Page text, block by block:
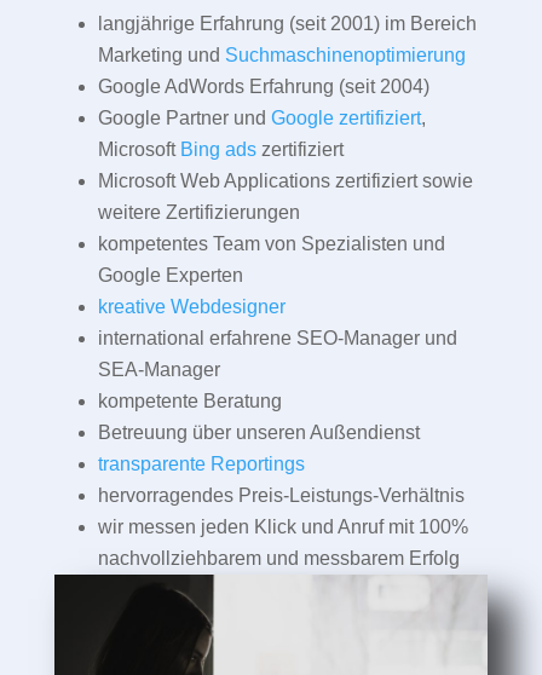
langjährige Erfahrung (seit 2001) im Bereich
Marketing und Suchmaschinenoptimierung
Google AdWords Erfahrung (seit 2004)
Google Partner und Google zertifiziert,
Microsoft Bing adszertifiziert
Microsoft Web Applications zertifiziert sowie
weitere Zertifizierungen
kompetentes Team von Spezialisten und
Google Experten
kreative Webdesigner
international erfahrene SEO-Manager und
SEA-Manager
kompetente Beratung
Betreuung über unseren Außendienst
transparente Reportings
hervorragendes Preis-Leistungs-Verhältnis
wir messen jeden Klick und Anruf mit 100%
nachvollziehbarem und messbarem Erfolg